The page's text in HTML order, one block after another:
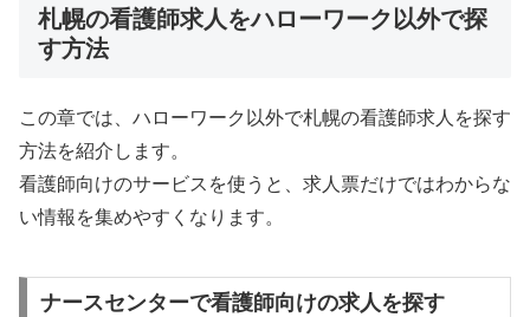
札幌の看護師求人をハローワーク以外で探
す方法
この章では、ハローワーク以外で札幌の看護師求人を探す
方法を紹介します。
看護師向けのサービスを使うと、求人票だけではわからな
い情報を集めやすくなります。
ナースセンターで看護師向けの求人を探す